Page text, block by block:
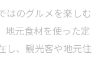
はのグルメを楽しむ
地元食材を使った定
し、観光客や地元住